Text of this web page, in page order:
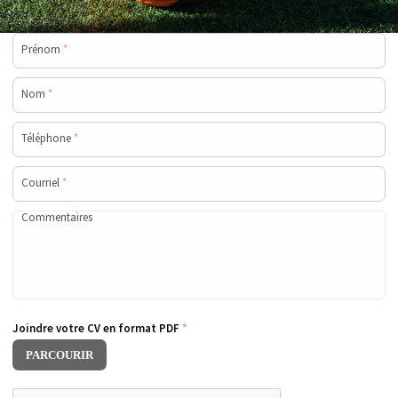
Prénom *
Nom *
Téléphone *
Courriel *
Commentaires
Joindre votre CV en format PDF *
PARCOURIR